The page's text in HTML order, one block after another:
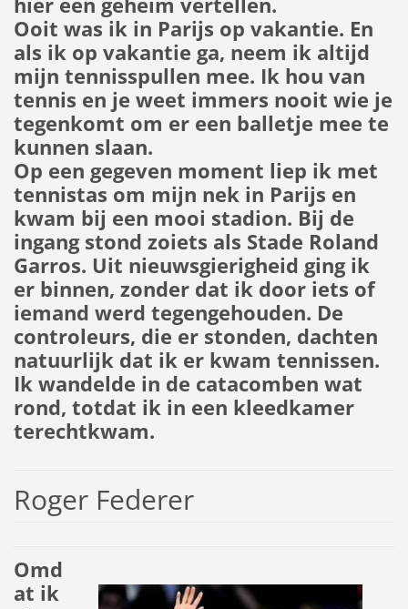
Ooit was ik in Parijs op vakantie. En
als ik op vakantie ga, neem ik altijd
mijn tennisspullen mee. Ik hou van
tennis en je weet immers nooit wie je
tegenkomt om er een balletje mee te
kunnen slaan.
Op een gegeven moment liep ik met
tennistas om mijn nek in Parijs en
kwam bij een mooi stadion. Bij de
ingang stond zoiets als Stade Roland
Garros. Uit nieuwsgierigheid ging ik
er binnen, zonder dat ik door iets of
iemand werd tegengehouden. De
controleurs, die er stonden, dachten
natuurlijk dat ik er kwam tennissen.
Ik wandelde in de catacomben wat
rond, totdat ik in een kleedkamer
terechtkwam.
Roger Federer
Omd
at ik